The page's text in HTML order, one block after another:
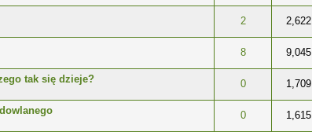
2 2,622
8 9,045
tak się dzieje? 0 1,709
0 1,615